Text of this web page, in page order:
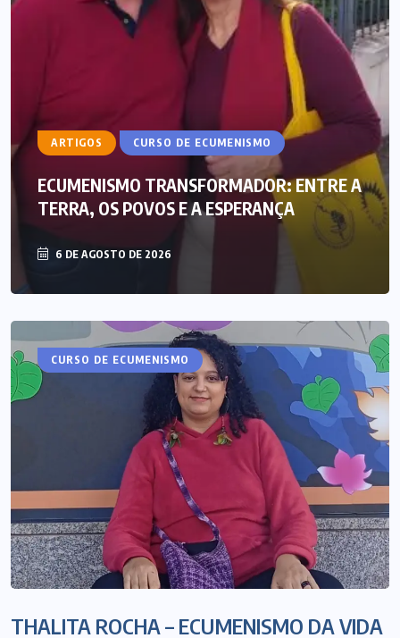
ARTIGOS CURSO DE ECUMENISMO
ECUMENISMO TRANSFORMADOR: ENTRE A
TERRA, OS POVOS E A ESPERANÇA
6 DE AGOSTO DE 2026
ARTIGOS
CURSO DE ECUMENISMO
THALITA ROCHA – ECUMENISMO DA VIDA